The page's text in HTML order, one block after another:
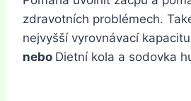
zdravotních problémech.
nejvyšší vyrovnávací
nebo Dietní kola a sodovka